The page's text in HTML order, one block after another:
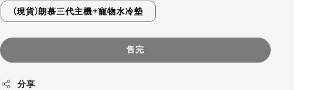
(現貨)朗慕三代主機+寵物水冷墊
售完
分享